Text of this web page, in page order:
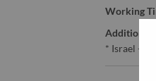
Working
Additional
* Israel -